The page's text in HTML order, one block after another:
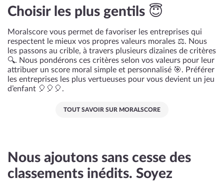
Choisir les plus gentils 😇
Moralscore vous permet de favoriser les entreprises qui
respectent le mieux vos propres valeurs morales ⚖️. Nous
les passons au crible, à travers plusieurs dizaines de critères
🔍. Nous pondérons ces critères selon vos valeurs pour leur
attribuer un score moral simple et personnalisé 🎯. Préférer
les entreprises les plus vertueuses pour vous devient un jeu
d’enfant 🎈🎈🎈.
TOUT SAVOIR SUR MORALSCORE
Nous ajoutons sans cesse des
classements inédits. Soyez